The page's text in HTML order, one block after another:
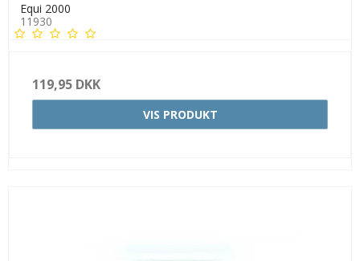
Equi 2000
11930
119,95 DKK
VIS PRODUKT